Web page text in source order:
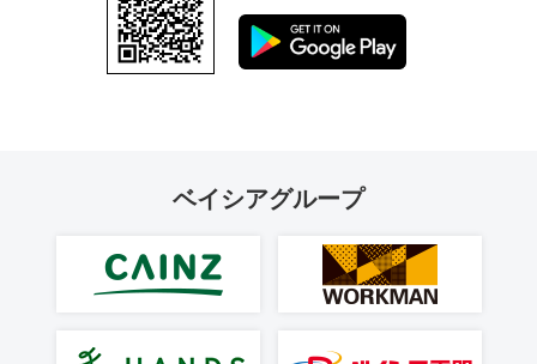
ベイシアグループ